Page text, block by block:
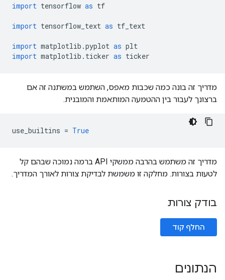
import tensorflow as tf
import tensorflow_text as tf_text
import matplotlib .pyplot as plt
import matplotlib . ticker as ticker
מדריך זה בונה כמה שכבות מאפס, השתמש במשתנה זה אם
ברצונך לעבור בין ההטמעה המותאמת והמובנית.
use_builtins = True
מדריך זה משתמש בהרבה ממשקי API ברמה נמוכה שבהם קל
לטעות בצורות. מחלקה זו משמשת לבדיקת צורות לאורך המדריך.
בודק צורות
החלף קוד
הנתונים